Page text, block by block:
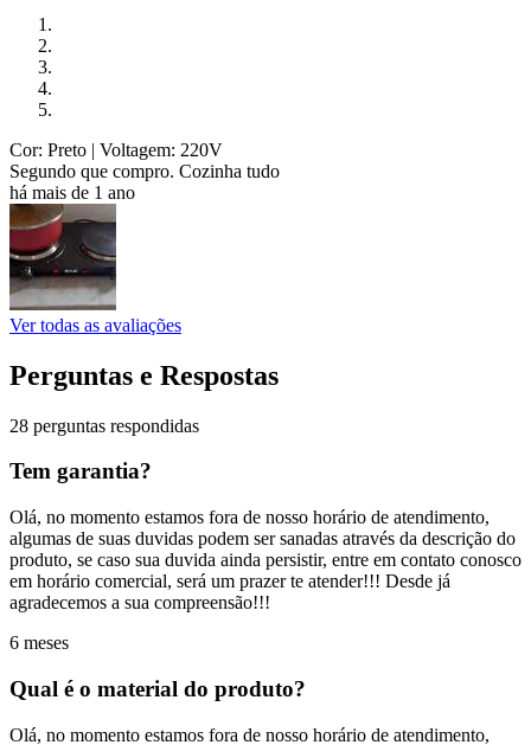
Cor: Preto | Voltagem: 220V
Segundo que compro. Cozinha tudo
há mais de 1 ano
Ver todas as avaliações
Perguntas e Respostas
28 perguntas respondidas
Tem garantia?
Olá, no momento estamos fora de nosso horário de atendimento,
algumas de suas duvidas podem ser sanadas através da descrição do
produto, se caso sua duvida ainda persistir, entre em contato conosco
em horário comercial, será um prazer te atender!!! Desde já
agradecemos a sua compreensão!!!
6 meses
Qual é o material do produto?
Olá, no momento estamos fora de nosso horário de atendimento,